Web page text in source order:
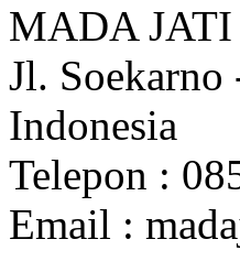
MADA
Jl. Soekarno
Indonesia
Telepon :
Email :